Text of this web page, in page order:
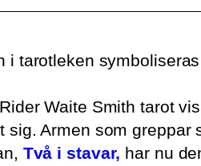
i tarotleken
Waite Smith tarot
sig. Armen som
Två i stavar, har nu